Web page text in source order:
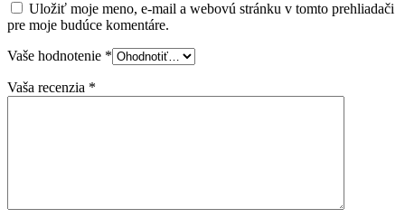
Uložiť moje meno, e-mail a webovú stránku v tomto prehliadači
pre moje budúce komentáre.
Vaše hodnotenie *
Vaša recenzia *